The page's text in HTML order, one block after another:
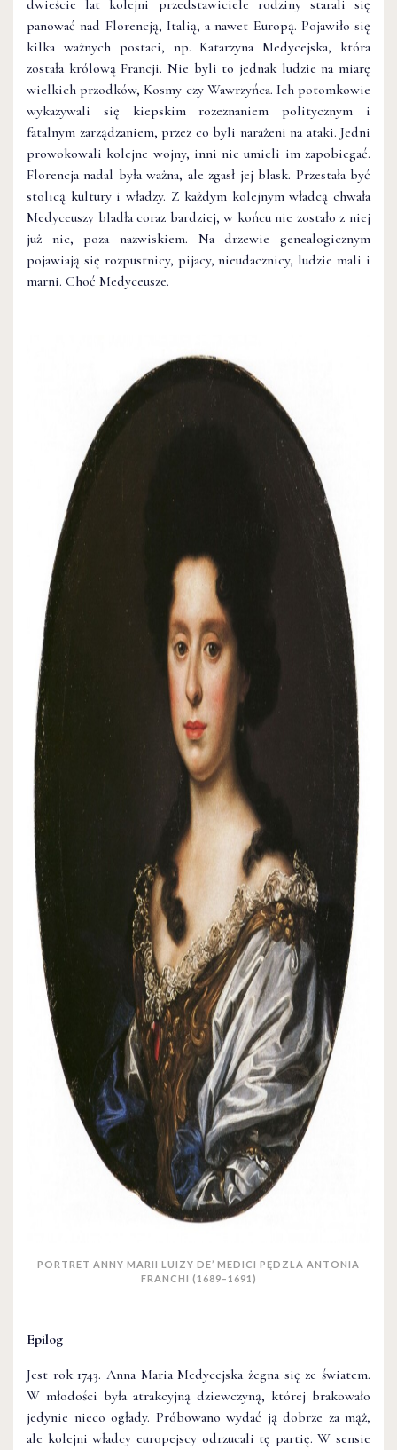
dwieście lat kolejni przedstawiciele rodziny starali się
panować nad Florencją, Italią, a nawet Europą. Pojawiło się
kilka ważnych postaci, np. Katarzyna Medycejska, która
została królową Francji. Nie byli to jednak ludzie na miarę
wielkich przodków, Kosmy czy Wawrzyńca. Ich potomkowie
wykazywali się kiepskim rozeznaniem politycznym i
fatalnym zarządzaniem, przez co byli narażeni na ataki. Jedni
prowokowali kolejne wojny, inni nie umieli im zapobiegać.
Florencja nadal była ważna, ale zgasł jej blask. Przestała być
stolicą kultury i władzy. Z każdym kolejnym władcą chwała
Medyceuszy bladła coraz bardziej, w końcu nie zostało z niej
już nic, poza nazwiskiem. Na drzewie genealogicznym
pojawiają się rozpustnicy, pijacy, nieudacznicy, ludzie mali i
marni. Choć Medyceusze.
PORTRET ANNY MARII LUIZY DE’ MEDICI PĘDZLA ANTONIA
FRANCHI (1689–1691)
Epilog
Jest rok 1743. Anna Maria Medycejska żegna się ze światem.
W młodości była atrakcyjną dziewczyną, której brakowało
jedynie nieco ogłady. Próbowano wydać ją dobrze za mąż,
ale kolejni władcy europejscy odrzucali tę partię. W sensie